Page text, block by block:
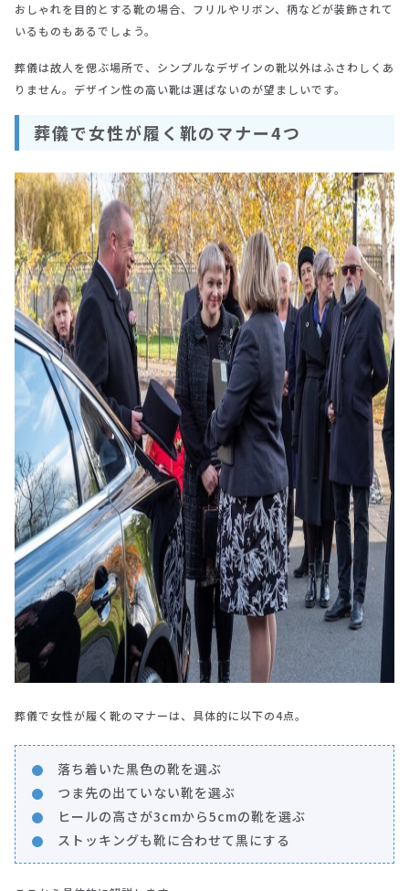
おしゃれを目的とする靴の場合、フリルやリボン、柄などが装飾されて
いるものもあるでしょう。
葬儀は故人を偲ぶ場所で、シンプルなデザインの靴以外はふさわしくあ
りません。デザイン性の高い靴は選ばないのが望ましいです。
葬儀で女性が履く靴のマナー4つ
葬儀で女性が履く靴のマナーは、具体的に以下の4点。
落ち着いた黒色の靴を選ぶ
つま先の出ていない靴を選ぶ
ヒールの高さが3cmから5cmの靴を選ぶ
ストッキングも靴に合わせて黒にする